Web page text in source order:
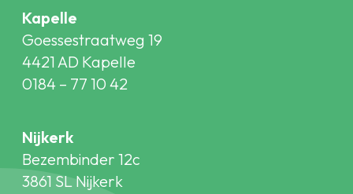
Kapelle
Goessestraatweg 19
4421 AD Kapelle
0184 – 77 10 42
Nijkerk
Bezembinder 12c
3861 SL Nijkerk